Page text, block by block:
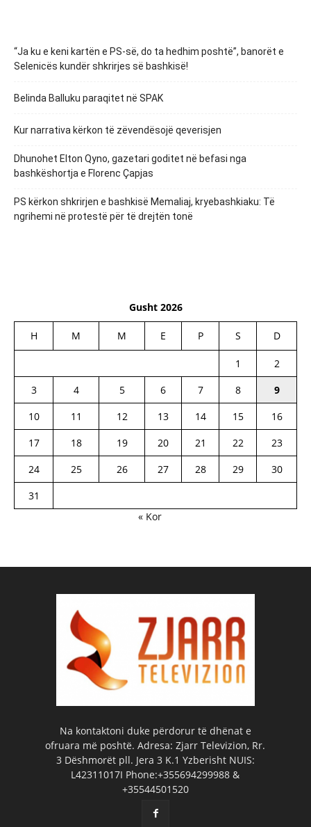
“Ja ku e keni kartën e PS-së, do ta hedhim poshtë”, banorët e
Selenicës kundër shkrirjes së bashkisë!
Belinda Balluku paraqitet në SPAK
Kur narrativa kërkon të zëvendësojë qeverisjen
Dhunohet Elton Qyno, gazetari goditet në befasi nga
bashkëshortja e Florenc Çapjas
PS kërkon shkrirjen e bashkisë Memaliaj, kryebashkiaku: Të
ngrihemi në protestë për të drejtën tonë
Gusht 2026
H M M E P S D
1
2
3
4 5 6 7 8
9
10
11 12 13 14 15
16
17
18 19 20 21 22
23
24
25 26 27 28 29
30
31
« Kor
Na kontaktoni duke përdorur të dhënat e
ofruara më poshtë. Adresa: Zjarr Televizion, Rr.
3 Dëshmorët pll. Jera 3 K.1 Yzberisht NUIS:
L42311017I Phone:+355694299988 &
+35544501520